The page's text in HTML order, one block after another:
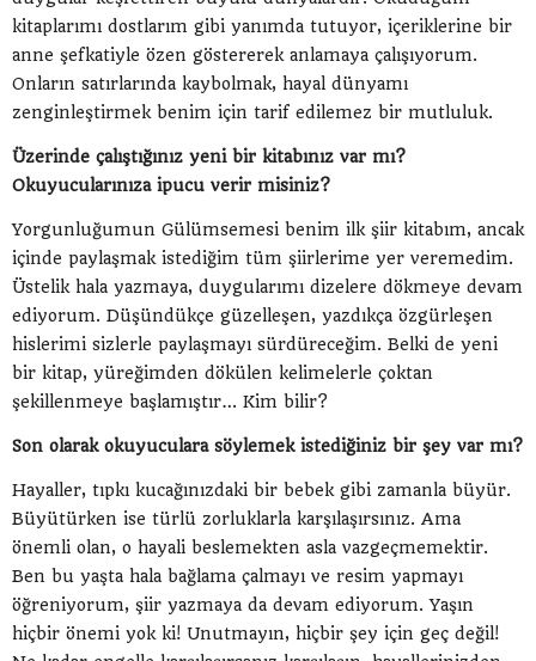
kitaplarımı dostlarım gibi yanımda tutuyor, içeriklerine bir
anne şefkatiyle özen göstererek anlamaya çalışıyorum.
Onların satırlarında kaybolmak, hayal dünyamı
zenginleştirmek benim için tarif edilemez bir mutluluk.
Üzerinde çalıştığınız yeni bir kitabınız var mı?
Okuyucularınıza ipucu verir misiniz?
Yorgunluğumun Gülümsemesi benim ilk şiir kitabım, ancak
içinde paylaşmak istediğim tüm şiirlerime yer veremedim.
Üstelik hala yazmaya, duygularımı dizelere dökmeye devam
ediyorum. Düşündükçe güzelleşen, yazdıkça özgürleşen
hislerimi sizlerle paylaşmayı sürdüreceğim. Belki de yeni
bir kitap, yüreğimden dökülen kelimelerle çoktan
şekillenmeye başlamıştır… Kim bilir?
Son olarak okuyuculara söylemek istediğiniz bir şey var mı?
Hayaller, tıpkı kucağınızdaki bir bebek gibi zamanla büyür.
Büyütürken ise türlü zorluklarla karşılaşırsınız. Ama
önemli olan, o hayali beslemekten asla vazgeçmemektir.
Ben bu yaşta hala bağlama çalmayı ve resim yapmayı
öğreniyorum, şiir yazmaya da devam ediyorum. Yaşın
hiçbir önemi yok ki! Unutmayın, hiçbir şey için geç değil!